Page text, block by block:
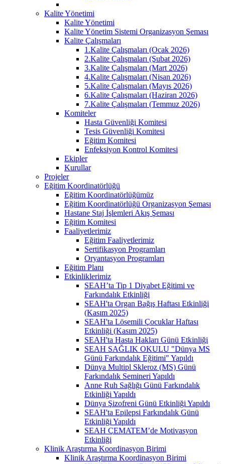
Kalite Yönetimi
Kalite Yönetimi
Kalite Yönetim Sistemi Organizasyon Şeması
Kalite Çalışmaları
1.Kalite Çalışmaları (Ocak 2026)
2.Kalite Çalışmaları (Şubat 2026)
3.Kalite Çalışmaları (Mart 2026)
4.Kalite Çalışmaları (Nisan 2026)
5.Kalite Çalışmaları (Mayıs 2026)
6.Kalite Çalışmaları (Haziran 2026)
7.Kalite Çalışmaları (Temmuz 2026)
Komiteler
Hasta Güvenliği Komitesi
Tesis Güvenliği Komitesi
Eğitim Komitesi
Enfeksiyon Kontrol Komitesi
Ekipler
Kurullar
Projeler
Eğitim Koordinatörlüğü
Eğitim Koordinatörlüğümüz
Eğitim Koordinatörlüğü Organizasyon Şeması
Hastane Staj İşlemleri Akış Şeması
Eğitim Komitesi
Faaliyetlerimiz
Eğitim Faaliyetlerimiz
Sertifikasyon Programları
Oryantasyon Programları
Eğitim Planı
Etkinliklerimiz
SEAH’ta Tip 1 Diyabet Eğitimi ve
Farkındalık Etkinliği
SEAH'ta Organ Bağış Haftası Etkinliği
(Kasım 2025)
SEAH'ta Lösemili Çocuklar Haftası
Etkinliği (Kasım 2025)
SEAH'ta Hasta Hakları Günü Etkinliği
SEAH SAĞLIK OKULU "Dünya MS
Günü Farkındalık Eğitimi" Yapıldı
Dünya Multipl Skleroz (MS) Günü
Farkındalık Semineri Yapıldı
Anne Ruh Sağlığı Günü Farkındalık
Etkinliği Yapıldı
Dünya Şizofreni Günü Etkinliği Yapıldı
SEAH'ta Epilepsi Farkındalık Günü
Etkinliği Yapıldı
SEAH ÇEMATEM’de Motivasyon
Etkinliği
Klinik Araştırma Koordinasyon Birimi
Klinik Araştırma Koordinasyon Birimi